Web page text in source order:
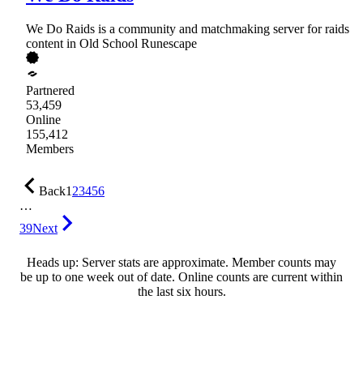
We Do Raids is a community and matchmaking server for raids
content in Old School Runescape
Partnered
53,459
Online
155,412
Members
Back123456
…
39Next
Heads up: Server stats are approximate. Member counts may
be up to one week out of date. Online counts are current within
the last six hours.